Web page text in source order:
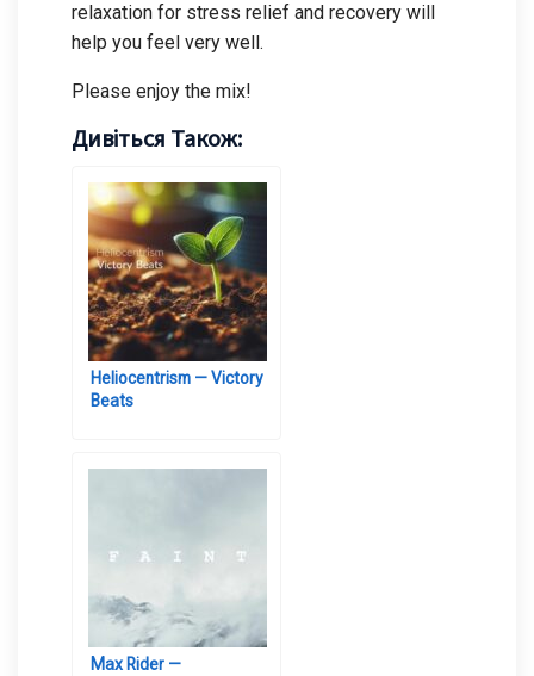
relaxation for stress relief and recovery will
help you feel very well.
Please enjoy the mix!
Дивіться Також:
Heliocentrism — Victory
Beats
Max Rider —